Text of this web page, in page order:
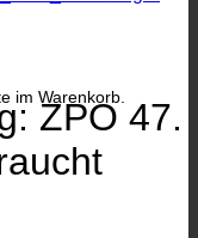
im Warenkorb.
ZPO 47.